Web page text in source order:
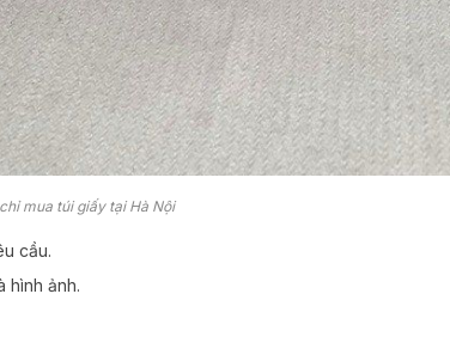
mua túi giấy tại Hà Nội
cầu.
hình ảnh.